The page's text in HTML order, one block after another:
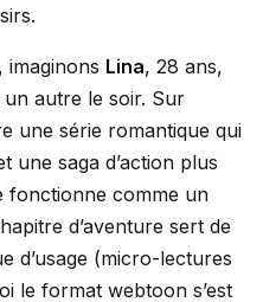
imaginons Lina, 28 ans,
autre le soir. Sur
une série romantique qui
une saga d’action plus
fonctionne comme un
d’aventure sert de
d’usage (micro-lectures
le format webtoon s’est